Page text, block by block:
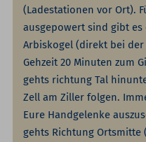
(Ladestationen vor Ort).
ausgepowert sind gibt
Arbiskogel (direkt bei
Gehzeit 20 Minuten zum
gehts richtung Tal
Zell am Ziller folgen.
Eure Handgelenke
gehts Richtung